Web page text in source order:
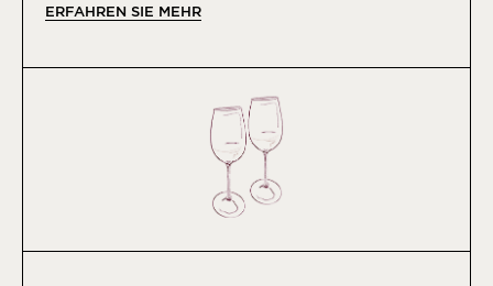
ERFAHREN SIE MEHR